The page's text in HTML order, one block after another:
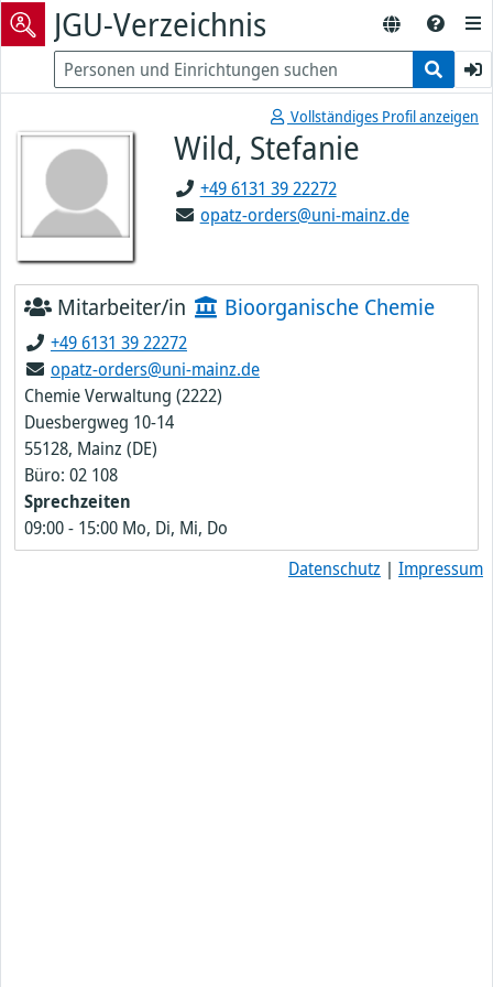
JGU-Verzeichnis
Vollständiges Profil anzeigen
Wild, Stefanie
+49 6131 39 22272
opatz-orders@uni-mainz.de
Mitarbeiter/in Bioorganische Chemie
+49 6131 39 22272
opatz-orders@uni-mainz.de
Chemie Verwaltung (2222)
Duesbergweg 10-14
55128, Mainz (DE)
Büro: 02 108
Sprechzeiten
09:00- 15:00 Mo, Di, Mi, Do
Datenschutz | Impressum